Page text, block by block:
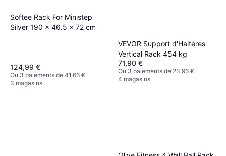
Softee Rack For Ministep
Silver 190 x 46.5 x 72 cm
124,99 €
Ou 3 paiements de 41,66 €
3 magasins
VEVOR Support d'Haltères
Vertical Rack 454 kg
71,90 €
Ou 3 paiements de 23,96 €
4 magasins